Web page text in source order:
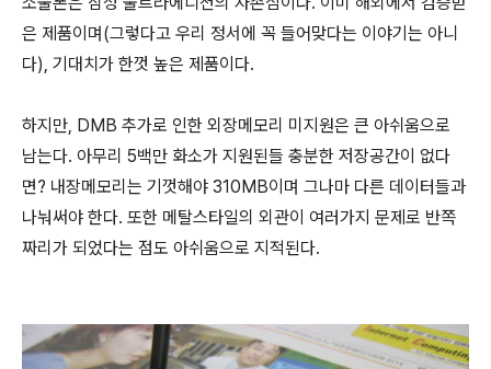
은 제품이며(그렇다고 우리 정서에 꼭 들어맞다는 이야기는 아니
다), 기대치가 한껏 높은 제품이다.
하지만, DMB 추가로 인한 외장메모리 미지원은 큰 아쉬움으로
남는다. 아무리 5백만 화소가 지원된들 충분한 저장공간이 없다
면? 내장메모리는 기껏해야 310MB이며 그나마 다른 데이터들과
나눠써야 한다. 또한 메탈스타일의 외관이 여러가지 문제로 반쪽
짜리가 되었다는 점도 아쉬움으로 지적된다.